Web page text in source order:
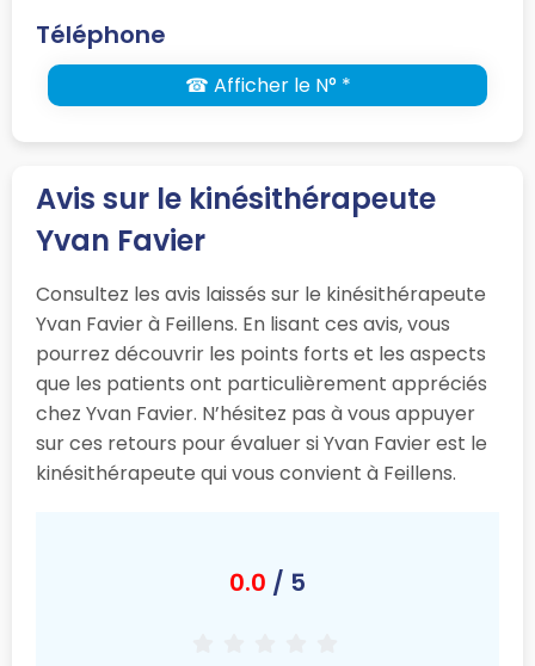
Téléphone
☎ Afficher le N° *
Avis sur le kinésithérapeute
Yvan Favier
Consultez les avis laissés sur le kinésithérapeute
Yvan Favier à Feillens. En lisant ces avis, vous
pourrez découvrir les points forts et les aspects
que les patients ont particulièrement appréciés
chez Yvan Favier. N’hésitez pas à vous appuyer
sur ces retours pour évaluer si Yvan Favier est le
kinésithérapeute qui vous convient à Feillens.
0.0 / 5